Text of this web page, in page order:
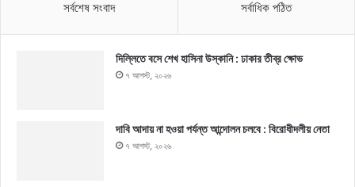
সর্বশেষ সংবাদ সর্বাধিক পঠিত
দিল্লিতে বসে শেখ হাসিনা উস্কানি : ঢাকার তীব্র ক্ষোভ
৭ আগস্ট, ২০২৬
দাবি আদায় না হওয়া পর্যন্ত আন্দোলন চলবে : বিরোধীদলীয় নেতা
৭ আগস্ট, ২০২৬